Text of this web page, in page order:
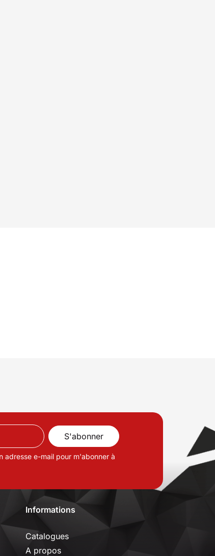
adresse e-mail pour m'abonner à
Informations
Catalogues
A propos